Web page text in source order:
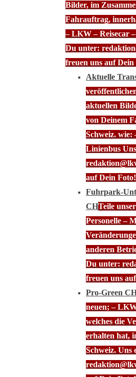
Bilder, im
Fahrauftrag,
– LKW – Reisecar
Du unter:
freuen uns auf
Aktuelle
aktuellen
von Deinem
Schweiz. wie:
Linienbus
auf Dein Foto!
Fuhrpark-
CHTeile
Personelle –
anderen
Du unter:
freuen uns
Pro-Green
neuen; –
welches die
erhalten hat,
Schweiz. Uns